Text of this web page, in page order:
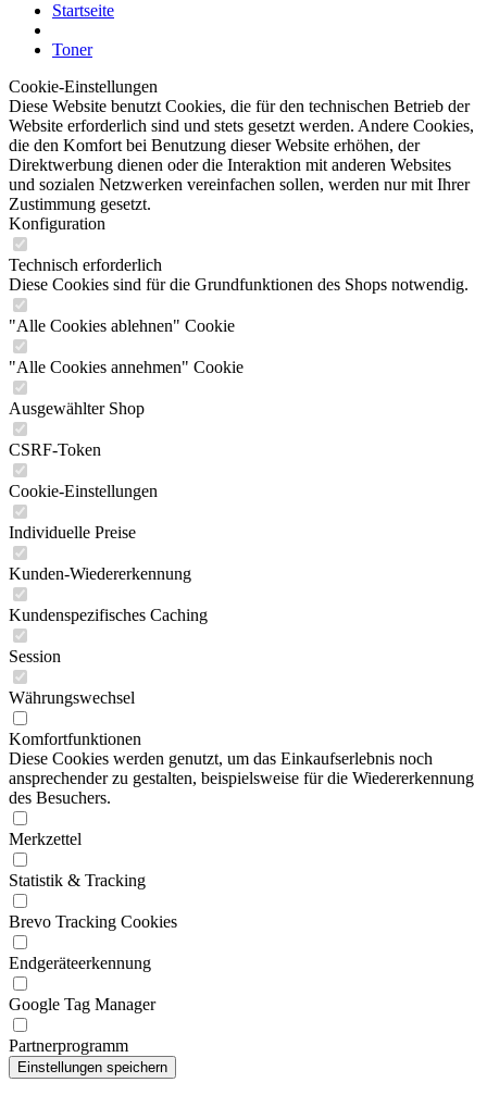
Startseite
Toner
Cookie-Einstellungen
Diese Website benutzt Cookies, die für den technischen Betrieb der
Website erforderlich sind und stets gesetzt werden. Andere Cookies,
die den Komfort bei Benutzung dieser Website erhöhen, der
Direktwerbung dienen oder die Interaktion mit anderen Websites
und sozialen Netzwerken vereinfachen sollen, werden nur mit Ihrer
Zustimmung gesetzt.
Konfiguration
Technisch erforderlich
Diese Cookies sind für die Grundfunktionen des Shops notwendig.
"Alle Cookies ablehnen" Cookie
"Alle Cookies annehmen" Cookie
Ausgewählter Shop
CSRF-Token
Cookie-Einstellungen
Individuelle Preise
Kunden-Wiedererkennung
Kundenspezifisches Caching
Session
Währungswechsel
Komfortfunktionen
Diese Cookies werden genutzt, um das Einkaufserlebnis noch
ansprechender zu gestalten, beispielsweise für die Wiedererkennung
des Besuchers.
Merkzettel
Statistik & Tracking
Brevo Tracking Cookies
Endgeräteerkennung
Google Tag Manager
Partnerprogramm